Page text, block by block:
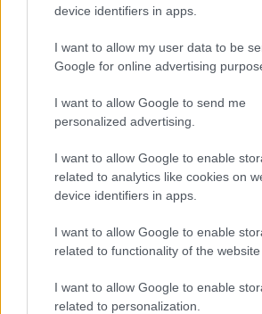
device identifiers in apps.
I want to allow my user data to be
Google for online advertising
I want to allow Google to send me
personalized advertising.
I want to allow Google to enable
related to analytics like cookies on
device identifiers in apps.
I want to allow Google to enable
related to functionality of the website
I want to allow Google to enable
related to personalization.
Nők
Szerző:
Charles Bukowski
Stílus:regény
Helikon Kiadó, 2019
„Öreg voltam és
ezért volt olyan jó érzés beledugni a
lányokba.”
Szerző:Prieger Zsolt